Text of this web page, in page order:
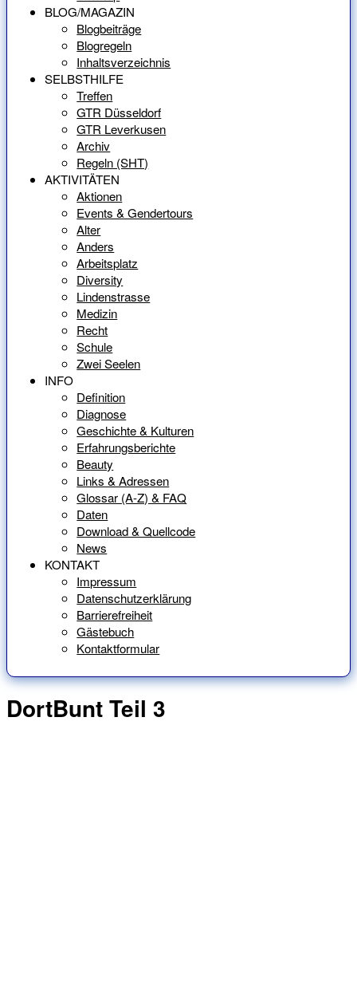
BLOG/MAGAZIN
Blogbeiträge
Blogregeln
Inhaltsverzeichnis
SELBSTHILFE
Treffen
GTR Düsseldorf
GTR Leverkusen
Archiv
Regeln (SHT)
AKTIVITÄTEN
Aktionen
Events & Gendertours
Alter
Anders
Arbeitsplatz
Diversity
Lindenstrasse
Medizin
Recht
Schule
Zwei Seelen
INFO
Definition
Diagnose
Geschichte & Kulturen
Erfahrungsberichte
Beauty
Links & Adressen
Glossar (A-Z) & FAQ
Daten
Download & Quellcode
News
KONTAKT
Impressum
Datenschutzerklärung
Barrierefreiheit
Gästebuch
Kontaktformular
DortBunt Teil 3